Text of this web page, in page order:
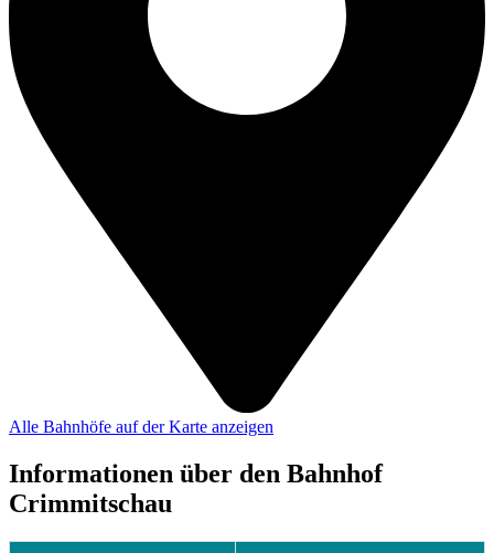
Alle Bahnhöfe auf der Karte anzeigen
Informationen über den Bahnhof
Crimmitschau